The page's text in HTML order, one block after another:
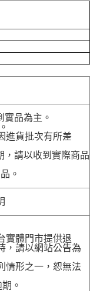
品為主。
進貨批次有所差
，請以收到實際商品
。
實體門市提供退
，請以網站公告為
情形之一，恕無法
。